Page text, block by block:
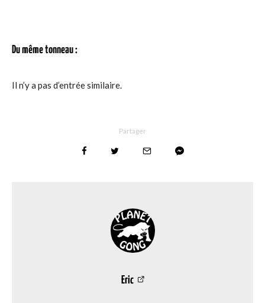
Du même tonneau :
Il n’y a pas d’entrée similaire.
Partager
Eric